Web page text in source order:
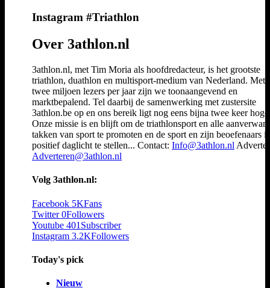
Instagram #Triathlon
Over 3athlon.nl
3athlon.nl, met Tim Moria als hoofdredacteur, is het grootste
triathlon, duathlon en multisport-medium van Nederland. Met
twee miljoen lezers per jaar zijn we toonaangevend en
marktbepalend. Tel daarbij de samenwerking met zustersite
3athlon.be op en ons bereik ligt nog eens bijna twee keer
Onze missie is en blijft om de triathlonsport en alle
takken van sport te promoten en de sport en zijn beoefenaars
positief daglicht te stellen... Contact: Info@3athlon.nl
Adverteren@3athlon.nl
Volg 3athlon.nl:
Facebook 5KFans
Twitter 0Followers
Youtube 401 Subscriber
Instagram 3.2KFollowers
Today's pick
Nieuw